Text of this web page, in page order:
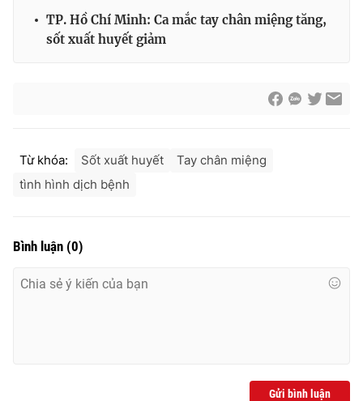
Ðiện thoại Thời báo VTV:
024.66 897 897
toasoan@vtv.vn
® Cấm sao chép dưới mọi hình thức nếu không có sự chấp
TP. Hồ Chí Minh: Ca mắc tay chân miệng tăng,
sốt xuất huyết giảm
Từ khóa: Sốt xuất huyết
Tay chân miệng
tình hình dịch bệnh
Bình luận (0)
Gửi bình luận